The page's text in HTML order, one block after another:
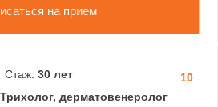
на прием
10
Стаж: 30 лет
Трихолог, дерматовенеролог